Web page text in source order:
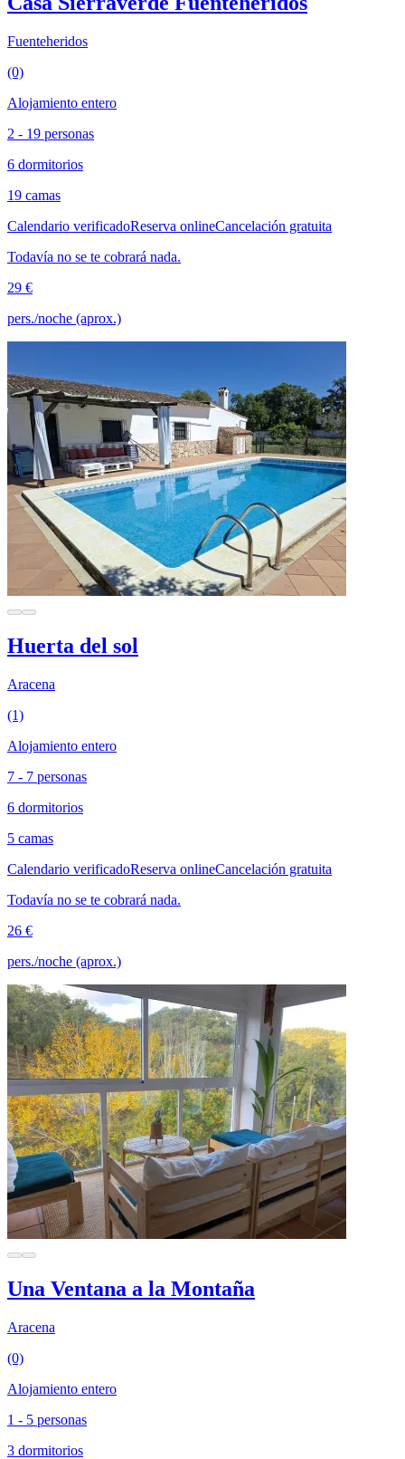
Fuenteheridos
(0)
Alojamiento entero
2 - 19 personas
6 dormitorios
19 camas
Calendario verificadoReserva onlineCancelación gratuita
Todavía no se te cobrará nada.
29 €
pers./noche (aprox.)
Huerta del sol
Aracena
(1)
Alojamiento entero
7 - 7 personas
6 dormitorios
5 camas
Calendario verificadoReserva onlineCancelación gratuita
Todavía no se te cobrará nada.
26 €
pers./noche (aprox.)
Una Ventana a la Montaña
Aracena
(0)
Alojamiento entero
1 - 5 personas
3 dormitorios